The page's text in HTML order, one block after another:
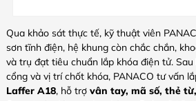
Qua khảo sát thực tế, kỹ thuật viên
sơn tĩnh điện, hệ khung còn chắc chắn,
và trụ đạt tiêu chuẩn lắp khóa điện tử.
cổng và vị trí chốt khóa, PANACO tư vấn
Laffer A18, hỗ trợ vân tay, mã số, thẻ